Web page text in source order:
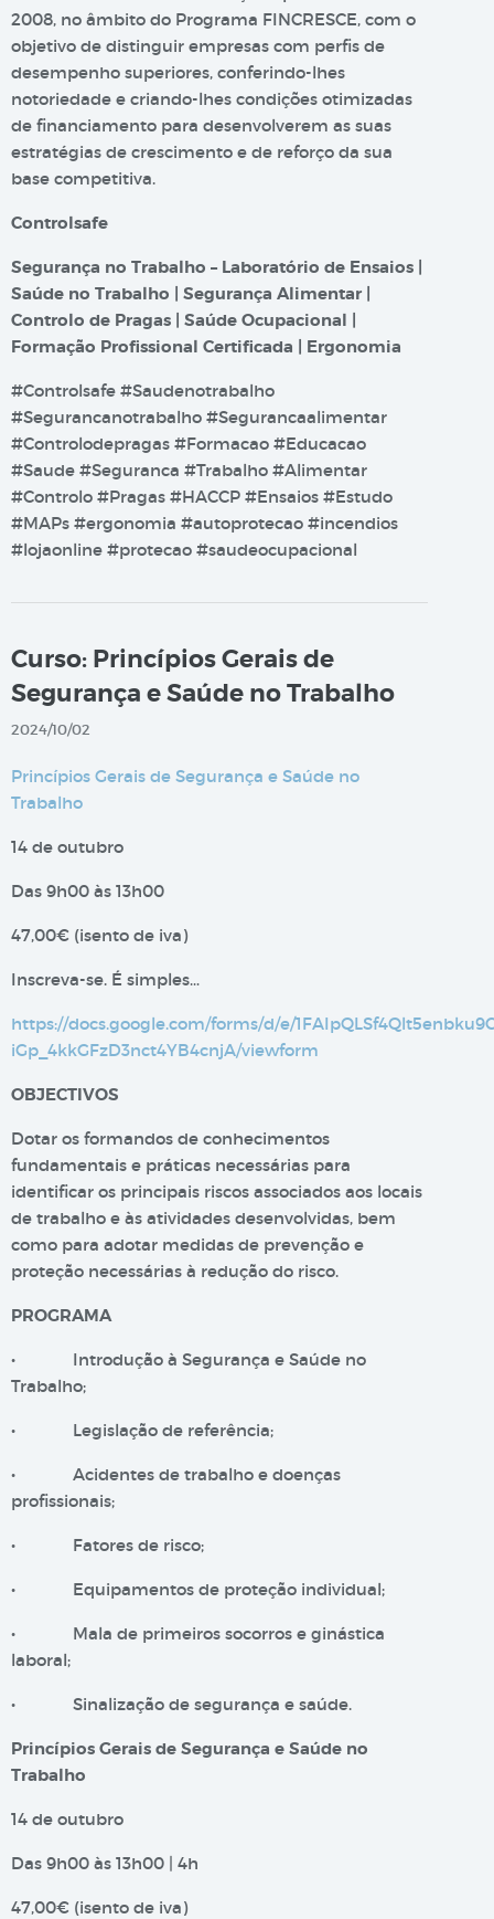
2008, no âmbito do Programa FINCRESCE, com o
objetivo de distinguir empresas com perfis de
desempenho superiores, conferindo-lhes
notoriedade e criando-lhes condições otimizadas
de financiamento para desenvolverem as suas
estratégias de crescimento e de reforço da sua
base competitiva.
Controlsafe
Segurança no Trabalho – Laboratório de Ensaios |
Saúde no Trabalho | Segurança Alimentar |
Controlo de Pragas | Saúde Ocupacional |
Formação Profissional Certificada | Ergonomia
#Controlsafe #Saudenotrabalho
#Segurancanotrabalho #Segurancaalimentar
#Controlodepragas #Formacao #Educacao
#Saude #Seguranca #Trabalho #Alimentar
#Controlo #Pragas #HACCP #Ensaios #Estudo
#MAPs #ergonomia #autoprotecao #incendios
#lojaonline #protecao #saudeocupacional
Curso: Princípios Gerais de
Segurança e Saúde no Trabalho
2024/10/02
Princípios Gerais de Segurança e Saúde no
Trabalho
14 de outubro
Das 9h00 às 13h00
47,00€ (isento de iva)
Inscreva-se. É simples…
https://docs.google.com/forms/d/e/
iGp_4kkGFzD3nct4YB4cnjA/viewform
OBJECTIVOS
Dotar os formandos de conhecimentos
fundamentais e práticas necessárias para
identificar os principais riscos associados aos locais
de trabalho e às atividades desenvolvidas, bem
como para adotar medidas de prevenção e
proteção necessárias à redução do risco.
PROGRAMA
• Introdução à Segurança e Saúde no
Trabalho;
• Legislação de referência;
• Acidentes de trabalho e doenças
profissionais;
• Fatores de risco;
• Equipamentos de proteção individual;
• Mala de primeiros socorros e ginástica
laboral;
• Sinalização de segurança e saúde.
Princípios Gerais de Segurança e Saúde no
Trabalho
14 de outubro
Das 9h00 às 13h00 | 4h
47,00€ (isento de iva)